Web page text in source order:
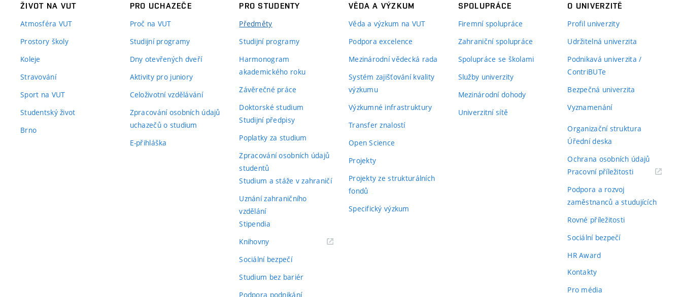
ŽIVOT NA VUT
Atmosféra VUT
Prostory školy
Koleje
Stravování
Sport na VUT
Studentský život
Brno
PRO UCHAZEČE
Proč na VUT
Studijní programy
Dny otevřených dveří
Aktivity pro juniory
Celoživotní vzdělávání
Zpracování osobních údajů
uchazečů o studium
E-přihláška
PRO STUDENTY
Předměty
Studijní programy
Harmonogram
akademického roku
Závěrečné práce
Doktorské studium
Studijní předpisy
Poplatky za studium
Zpracování osobních údajů
studentů
Studium a stáže v zahraničí
Uznání zahraničního
vzdělání
Stipendia
Knihovny(externí
Sociální bezpečí
Studium bez bariér
Podpora podnikání
VĚDA A VÝZKUM
Věda a výzkum na VUT
Podpora excelence
Mezinárodní vědecká rada
Systém zajišťování kvality
výzkumu
Výzkumné infrastruktury
Transfer znalostí
Open Science
Projekty
Projekty ze strukturálních
fondů
Specifický výzkum
SPOLUPRÁCE
Firemní spolupráce
Zahraniční spolupráce
Spolupráce se školami
Služby univerzity
Mezinárodní dohody
Univerzitní sítě
O UNIVERZITĚ
Profil univerzity
Udržitelná univerzita
Podnikavá univerzita /
ContriBUTe
Bezpečná univerzita
Vyznamenání
Organizační struktura
Úřední deska
Ochrana osobních údajů
Pracovní příležitosti(externí
Podpora a rozvoj
zaměstnanců a studujících
Rovné příležitosti
Sociální bezpečí
HR Award
Kontakty
Pro média